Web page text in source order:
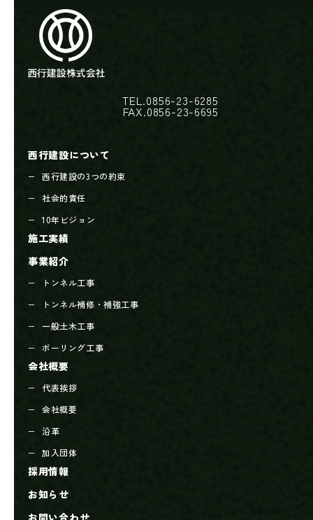
TEL.0856-23-6285
FAX.0856-23-6695
西行建設について
西行建設の3つの約束
社会的責任
10年ビジョン
施工実績
事業紹介
トンネル工事
トンネル補修・補強工事
一般土木工事
ボーリング工事
会社概要
代表挨拶
会社概要
沿革
加入団体
採用情報
お知らせ